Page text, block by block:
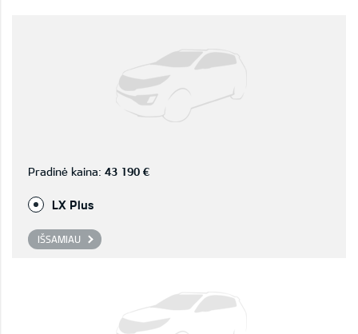
Pradinė kaina: 43 190 €
LX Plus
IŠSAMIAU